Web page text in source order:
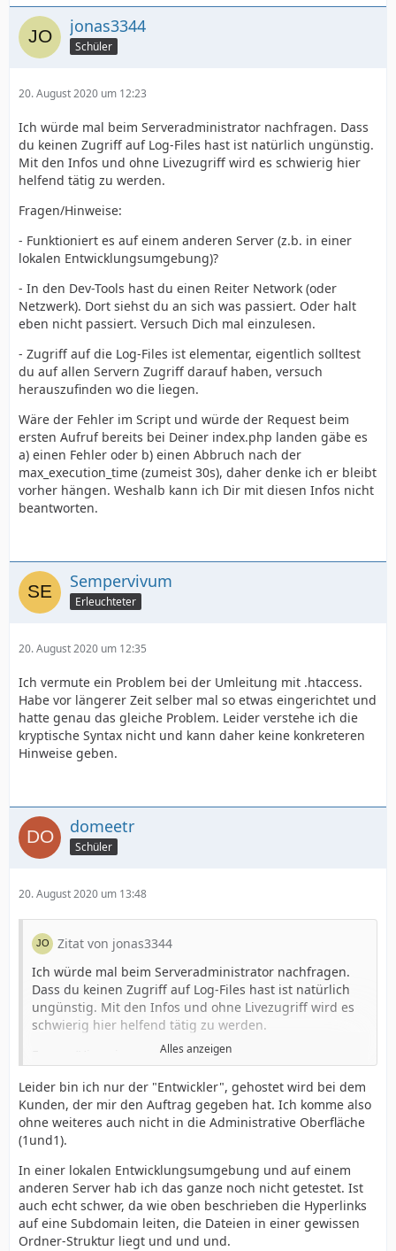
jonas3344
Schüler
20. August 2020 um 12:23
Ich würde mal beim Serveradministrator nachfragen. Dass
du keinen Zugriff auf Log-Files hast ist natürlich ungünstig.
Mit den Infos und ohne Livezugriff wird es schwierig hier
helfend tätig zu werden.
Fragen/Hinweise:
- Funktioniert es auf einem anderen Server (z.b. in einer
lokalen Entwicklungsumgebung)?
- In den Dev-Tools hast du einen Reiter Network (oder
Netzwerk). Dort siehst du an sich was passiert. Oder halt
eben nicht passiert. Versuch Dich mal einzulesen.
- Zugriff auf die Log-Files ist elementar, eigentlich solltest
du auf allen Servern Zugriff darauf haben, versuch
herauszufinden wo die liegen.
Wäre der Fehler im Script und würde der Request beim
ersten Aufruf bereits bei Deiner index.php landen gäbe es
a) einen Fehler oder b) einen Abbruch nach der
max_execution_time (zumeist 30s), daher denke ich er bleibt
vorher hängen. Weshalb kann ich Dir mit diesen Infos nicht
beantworten.
Sempervivum
Erleuchteter
20. August 2020 um 12:35
Ich vermute ein Problem bei der Umleitung mit .htaccess.
Habe vor längerer Zeit selber mal so etwas eingerichtet und
hatte genau das gleiche Problem. Leider verstehe ich die
kryptische Syntax nicht und kann daher keine konkreteren
Hinweise geben.
domeetr
Schüler
20. August 2020 um 13:48
Zitat von jonas3344
Ich würde mal beim Serveradministrator nachfragen.
Dass du keinen Zugriff auf Log-Files hast ist natürlich
ungünstig. Mit den Infos und ohne Livezugriff wird es
schwierig hier helfend tätig zu werden.
- Funktioniert es auf einem anderen Server (z.b. in einer
lokalen Entwicklungsumgebung)?
- In den Dev-Tools hast du einen Reiter Network (oder
Netzwerk). Dort siehst du an sich was passiert. Oder
halt eben nicht passiert. Versuch Dich mal einzulesen.
- Zugriff auf die Log-Files ist elementar, eigentlich
solltest du auf allen Servern Zugriff darauf haben,
versuch herauszufinden wo die liegen.
Alles anzeigen
Leider bin ich nur der "Entwickler", gehostet wird bei dem
Kunden, der mir den Auftrag gegeben hat. Ich komme also
ohne weiteres auch nicht in die Administrative Oberfläche
(1und1).
In einer lokalen Entwicklungsumgebung und auf einem
anderen Server hab ich das ganze noch nicht getestet. Ist
auch echt schwer, da wie oben beschrieben die Hyperlinks
auf eine Subdomain leiten, die Dateien in einer gewissen
Ordner-Struktur liegt und und und.